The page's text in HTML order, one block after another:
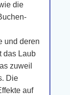
die
und deren
das Laub
zuweil
Die
auf